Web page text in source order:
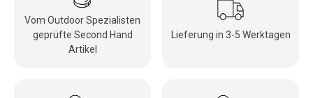
Vom Outdoor Spezialisten
geprüfte Second Hand
Artikel
Lieferung in 3-5 Werktagen